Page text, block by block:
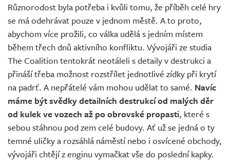
Různorodost byla potřeba i kvůli tomu, že příběh celé hry
se má odehrávat pouze v jednom městě. A to proto,
abychom více prožili, co válka udělá s jedním místem
během třech dnů aktivního konfliktu. Vývojáři ze studia
The Coalition tentokrát neotáleli s detaily v destrukci a
přináší třeba možnost rozstřílet jednotlivé zídky při krytí
na padrť. A nepřátelé vám mohou udělat to samé. Navíc
máme být svědky detailních destrukcí od malých děr
od kulek ve vozech až po obrovské propasti, které s
sebou stáhnou pod zem celé budovy. Ať už se jedná o ty
temné uličky a rozsáhlá náměstí nebo i osvícené obchody,
vývojáři chtějí z enginu vymačkat vše do poslední kapky.